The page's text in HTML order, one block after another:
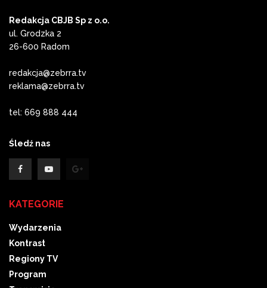
Redakcja CBJB Sp z o.o.
ul. Grodzka 2
26-600 Radom
redakcja@zebrra.tv
reklama@zebrra.tv
tel: 669 888 444
Śledź nas
KATEGORIE
Wydarzenia
Kontrast
Regiony TV
Program